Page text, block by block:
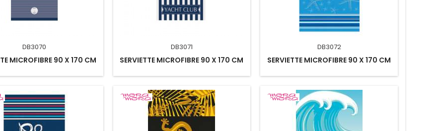
DB3070
MICROFIBRE 90 X 170 CM
DB3071
SERVIETTE MICROFIBRE 90 X 170 CM
DB3072
SERVIETTE MICROFIBRE 90 X 170 CM